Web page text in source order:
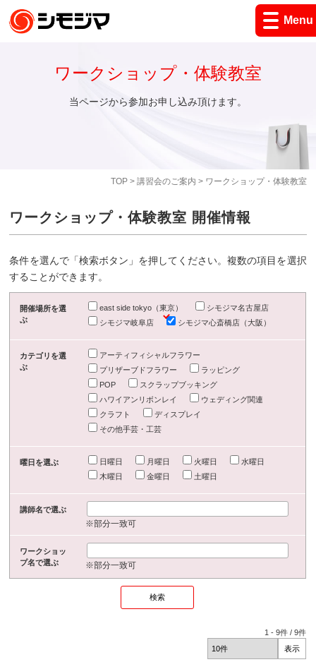
Menu
TOP> 講習会のご案内 > ワークショップ・体験教室
ワークショップ・体験教室
当ページから参加お申し込み頂けます。
ワークショップ・体験教室 開催情報
条件を選んで「検索ボタン」を押してください。複数の項目を選択
することができます。
開催場所を選
ぶ
east side tokyo（東京）
シモジマ名古屋店
シモジマ岐阜店
シモジマ心斎橋店（大阪）
カテゴリを選
ぶ
アーティフィシャルフラワー
プリザーブドフラワー
ラッピング
POP
スクラップブッキング
ハワイアンリボンレイ
ウェディング関連
クラフト
ディスプレイ
その他手芸・工芸
曜日を選ぶ 日曜日 月曜日 火曜日
水曜日
木曜日
金曜日 土曜日
講師名で選ぶ
※部分一致可
ワークショッ
プ名で選ぶ
※部分一致可
1 -9件 /9件